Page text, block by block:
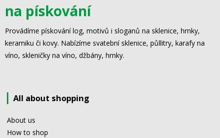
na pískování
Provádíme pískování log, motivů i sloganů na sklenice, hrnky,
keramiku či kovy. Nabízíme svatební sklenice, půllitry, karafy na
víno, skleničky na víno, džbány, hrnky.
All about shopping
About us
How to shop